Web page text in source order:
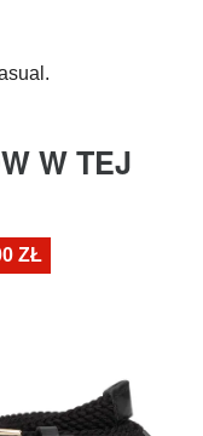
W TEJ
ZŁ